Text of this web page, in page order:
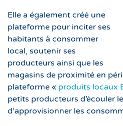
Elle a également créé une
plateforme pour inciter ses
habitants à consommer
local, soutenir ses
producteurs ainsi que les
magasins de proximité en
plateforme « produits locaux
petits producteurs d’écouler
d’approvisionner les